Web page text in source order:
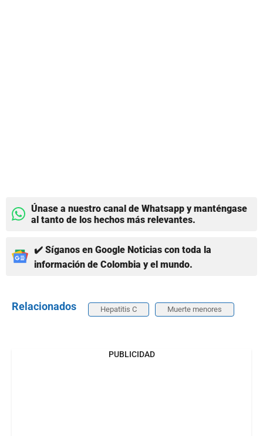
Únase a nuestro canal de Whatsapp y manténgase
al tanto de los hechos más relevantes.
✔️ Síganos en Google Noticias con toda la
información de Colombia y el mundo.
Relacionados Hepatitis C Muerte menores
PUBLICIDAD